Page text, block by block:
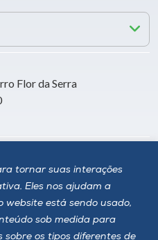
tornar suas interações
Eles nos ajudam a
website está sendo usado,
sob medida para
sobre os tipos diferentes de
Flor da Serra